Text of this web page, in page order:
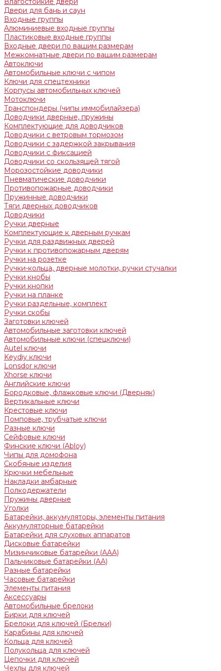
Двери для бань и саун
Входные группы
Алюминиевые входные группы
Пластиковые входные группы
Входные двери по вашим размерам
Межкомнатные двери по вашим размерам
Автоключи
Автомобильные ключи с чипом
Ключи для спецтехники
Корпусы автомобильных ключей
Мотоключи
Транспондеры (чипы иммобилайзера)
Доводчики дверные, пружины
Комплектующие для доводчиков
Доводчики с ветровым тормозом
Доводчики с задержкой закрывания
Доводчики с фиксацией
Доводчики со скользящей тягой
Морозостойкие доводчики
Пневматические доводчики
Противопожарные доводчики
Пружинные доводчики
Тяги дверных доводчиков
Доводчики
Ручки дверные
Комплектующие к дверным ручкам
Ручки для раздвижных дверей
Ручки к противопожарным дверям
Ручки на розетке
Ручки-кольца, дверные молотки, ручки стучалки
Ручки кнобы
Ручки кнопки
Ручки на планке
Ручки раздельные, комплект
Ручки скобы
Заготовки ключей
Автомобильные заготовки ключей
Автомобильные ключи (спецключи)
Autel ключи
Keydiy ключи
Lonsdor ключи
Xhorse ключи
Английские ключи
Бородковые, флажковые ключи (Дверняк)
Вертикальные ключи
Крестовые ключи
Помповые, трубчатые ключи
Разные ключи
Сейфовые ключи
Финские ключи (Abloy)
Чипы для домофона
Скобяные изделия
Крючки мебельные
Накладки амбарные
Полкодержатели
Пружины дверные
Уголки
Батарейки, аккумуляторы, элементы питания
Аккумуляторные батарейки
Батарейки для слуховых аппаратов
Дисковые батарейки
Мизинчиковые батарейки (AAA)
Пальчиковые батарейки (AA)
Разные батарейки
Часовые батарейки
Элементы питания
Аксессуары
Автомобильные брелоки
Бирки для ключей
Брелоки для ключей (Брелки)
Карабины для ключей
Кольца для ключей
Полукольца для ключей
Цепочки для ключей
Чехлы для ключей